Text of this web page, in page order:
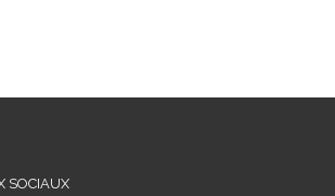
SOCIAUX